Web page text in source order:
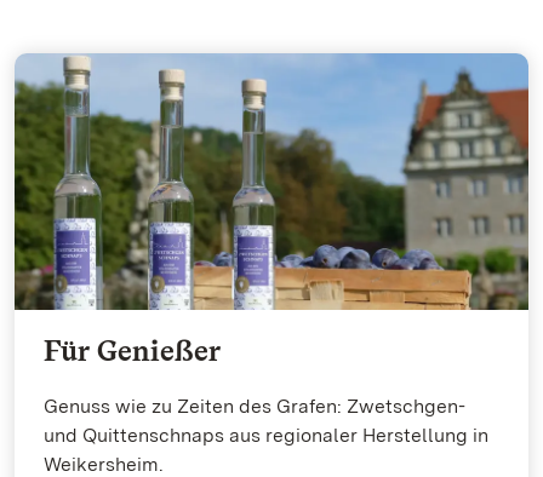
Für Genießer
Genuss wie zu Zeiten des Grafen: Zwetschgen-
und Quittenschnaps aus regionaler Herstellung in
Weikersheim.